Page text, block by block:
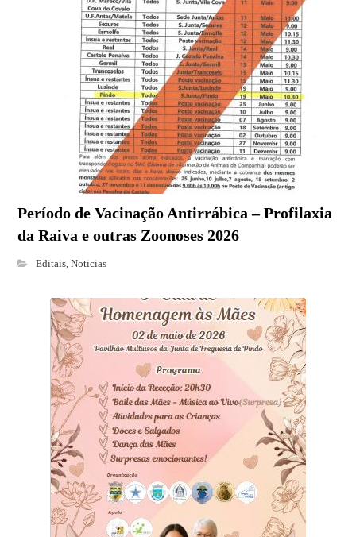
Período de Vacinação Antirrábica – Profilaxia
da Raiva e outras Zoonoses 2026
Editais,Noticias